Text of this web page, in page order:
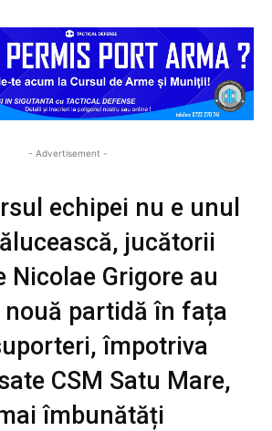
- Advertisement -
echipei nu e unul
jucătorii
Nicolae Grigore au
nouă partidă în fața
împotriva
CSM Satu Mare,
îmbunătăți